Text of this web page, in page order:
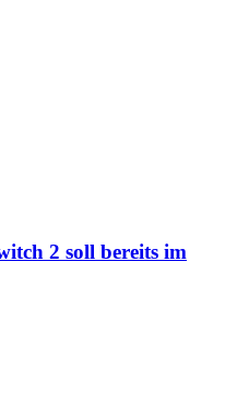
2 soll bereits im